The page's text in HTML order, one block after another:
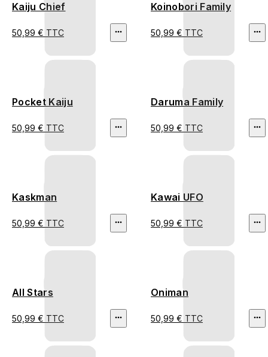
Kaiju Chief
50,99 € TTC
Koinobori Family
50,99 € TTC
Pocket Kaiju
50,99 € TTC
Daruma Family
50,99 € TTC
Kaskman
50,99 € TTC
Kawai UFO
50,99 € TTC
All Stars
50,99 € TTC
Oniman
50,99 € TTC